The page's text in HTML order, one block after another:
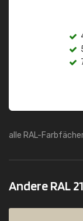
alle RAL-
Andere RAL